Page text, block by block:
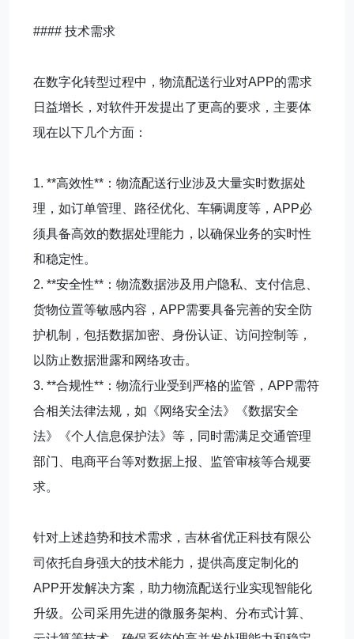
#### 技术需求
在数字化转型过程中，物流配送行业对APP的需求
日益增长，对软件开发提出了更高的要求，主要体
现在以下几个方面：
1. **高效性**：物流配送行业涉及大量实时数据处
理，如订单管理、路径优化、车辆调度等，APP必
须具备高效的数据处理能力，以确保业务的实时性
和稳定性。
2. **安全性**：物流数据涉及用户隐私、支付信息、
货物位置等敏感内容，APP需要具备完善的安全防
护机制，包括数据加密、身份认证、访问控制等，
以防止数据泄露和网络攻击。
3. **合规性**：物流行业受到严格的监管，APP需符
合相关法律法规，如《网络安全法》《数据安全
法》《个人信息保护法》等，同时需满足交通管理
部门、电商平台等对数据上报、监管审核等合规要
求。
针对上述趋势和技术需求，吉林省优正科技有限公
司依托自身强大的技术能力，提供高度定制化的
APP开发解决方案，助力物流配送行业实现智能化
升级。公司采用先进的微服务架构、分布式计算、